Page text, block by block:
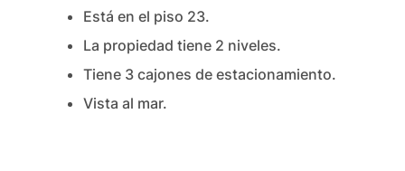
Está en el piso 23.
La propiedad tiene 2 niveles.
Tiene 3 cajones de estacionamiento.
Vista al mar.